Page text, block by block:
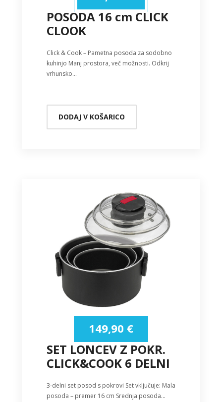
POSODA 16 cm CLICK
CLOOK
Click & Cook – Pametna posoda za sodobno
kuhinjo Manj prostora, več možnosti. Odkrij
vrhunsko…
DODAJ V KOŠARICO
SET LONCEV Z POKR.
CLICK&COOK 6 DELNI
149,90 €
3-delni set posod s pokrovi Set vključuje: Mala
posoda – premer 16 cm Srednja posoda…